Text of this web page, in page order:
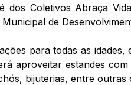
dos Coletivos Abraça
de
para todas as
aproveitar estandes
bijuterias, entre